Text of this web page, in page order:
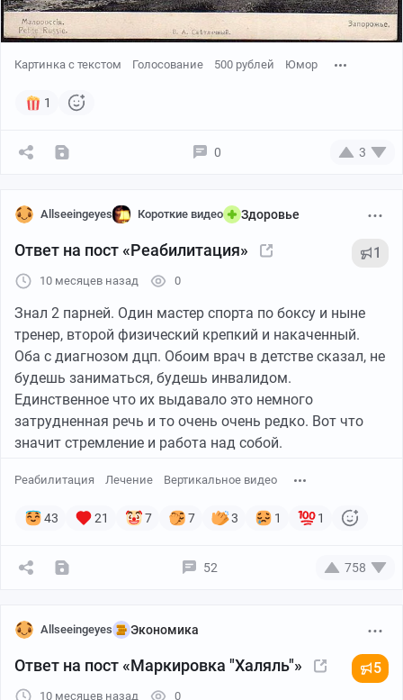
Картинка с текстом Голосование 500 рублей Юмор
1
0 3
Allseeingeyes Короткие видео Здоровье
Ответ на пост «Реабилитация» 1
10 месяцев назад 0
Знал 2 парней. Один мастер спорта по боксу и ныне
тренер, второй физический крепкий и накаченный.
Оба с диагнозом дцп. Обоим врач в детстве сказал, не
будешь заниматься, будешь инвалидом.
Единственное что их выдавало это немного
затрудненная речь и то очень очень редко. Вот что
значит стремление и работа над собой.
Реабилитация Лечение Вертикальное видео
43 21 7 7 3 1 1
52 758
Allseeingeyes Экономика
Ответ на пост «Маркировка "Халяль"» 5
10 месяцев назад 0